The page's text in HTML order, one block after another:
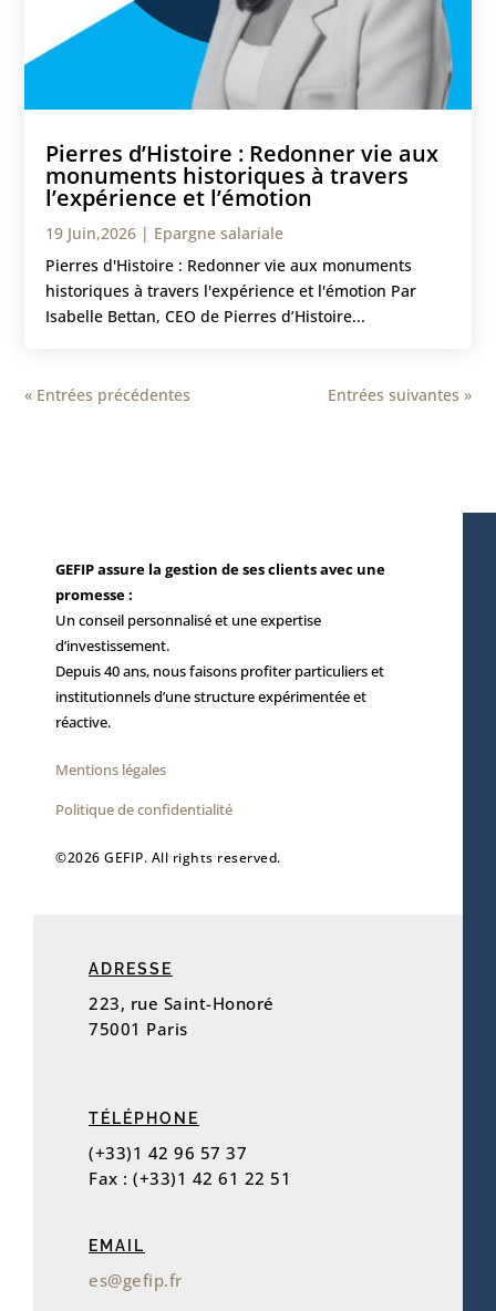
Pierres d’Histoire : Redonner vie aux
monuments historiques à travers
l’expérience et l’émotion
19 Juin,2026 | Epargne salariale
Pierres d'Histoire : Redonner vie aux monuments
historiques à travers l'expérience et l'émotion Par
Isabelle Bettan, CEO de Pierres d’Histoire...
« Entrées précédentes Entrées suivantes »
GEFIP assure la gestion de ses clients avec une
promesse :
Un conseil personnalisé et une expertise
d’investissement.
Depuis 40 ans, nous faisons profiter particuliers et
institutionnels d’une structure expérimentée et
réactive.
Mentions légales
Politique de confidentialité
©2026 GEFIP. All rights reserved.
ADRESSE
223, rue Saint-Honoré
75001 Paris
TÉLÉPHONE
(+33)1 42 96 57 37
Fax : (+33)1 42 61 22 51
EMAIL
es@gefip.fr